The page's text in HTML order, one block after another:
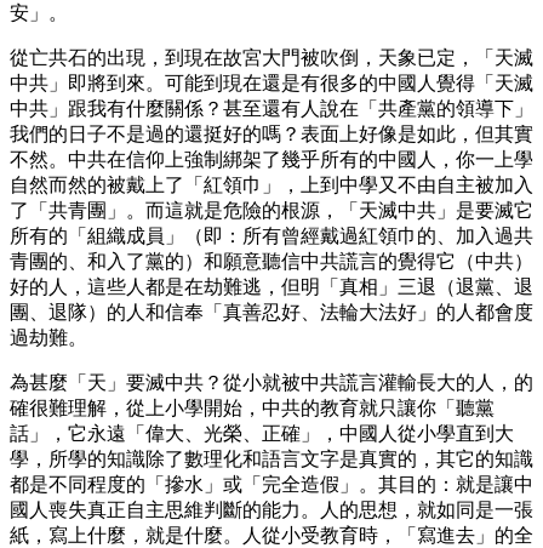
安」。
從亡共石的出現，到現在故宮大門被吹倒，天象已定，「天滅
中共」即將到來。可能到現在還是有很多的中國人覺得「天滅
中共」跟我有什麼關係？甚至還有人說在「共產黨的領導下」
我們的日子不是過的還挺好的嗎？表面上好像是如此，但其實
不然。中共在信仰上強制綁架了幾乎所有的中國人，你一上學
自然而然的被戴上了「紅領巾」，上到中學又不由自主被加入
了「共青團」。而這就是危險的根源，「天滅中共」是要滅它
所有的「組織成員」（即：所有曾經戴過紅領巾的、加入過共
青團的、和入了黨的）和願意聽信中共謊言的覺得它（中共）
好的人，這些人都是在劫難逃，但明「真相」三退（退黨、退
團、退隊）的人和信奉「真善忍好、法輪大法好」的人都會度
過劫難。
為甚麼「天」要滅中共？從小就被中共謊言灌輸長大的人，的
確很難理解，從上小學開始，中共的教育就只讓你「聽黨
話」，它永遠「偉大、光榮、正確」，中國人從小學直到大
學，所學的知識除了數理化和語言文字是真實的，其它的知識
都是不同程度的「摻水」或「完全造假」。其目的：就是讓中
國人喪失真正自主思維判斷的能力。人的思想，就如同是一張
紙，寫上什麼，就是什麼。人從小受教育時，「寫進去」的全